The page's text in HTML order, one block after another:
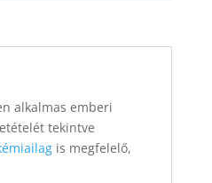
alkalmas emberi
tekintve
is megfelelő,